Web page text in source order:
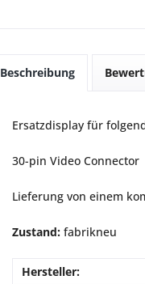
Beschreibung
Ersatzdisplay für
30-pin Video Connector
Lieferung von einem
Zustand: fabrikneu
Hersteller: